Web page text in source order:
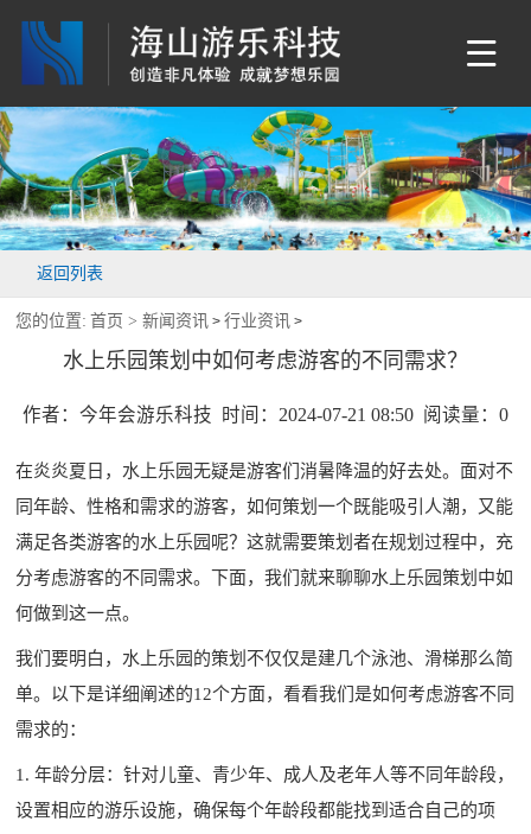
返回列表
您的位置: 首页 >新闻资讯 >行业资讯 >
水上乐园策划中如何考虑游客的不同需求？
作者：今年会游乐科技 时间：2024-07-21 08:50 阅读量： 0
在炎炎夏日，水上乐园无疑是游客们消暑降温的好去处。面对不
同年龄、性格和需求的游客，如何策划一个既能吸引人潮，又能
满足各类游客的水上乐园呢？这就需要策划者在规划过程中，充
分考虑游客的不同需求。下面，我们就来聊聊水上乐园策划 中如
何做到这一点。
我们要明白，水上乐园的策划不仅仅是建几个泳池、滑梯那么简
单。以下是详细阐述的12个方面，看看我们是如何考虑游客不同
需求的：
1. 年龄分层：针对儿童、青少年、成人及老年人等不同年龄段，
设置相应的游乐设施，确保每个年龄段都能找到适合自己的项